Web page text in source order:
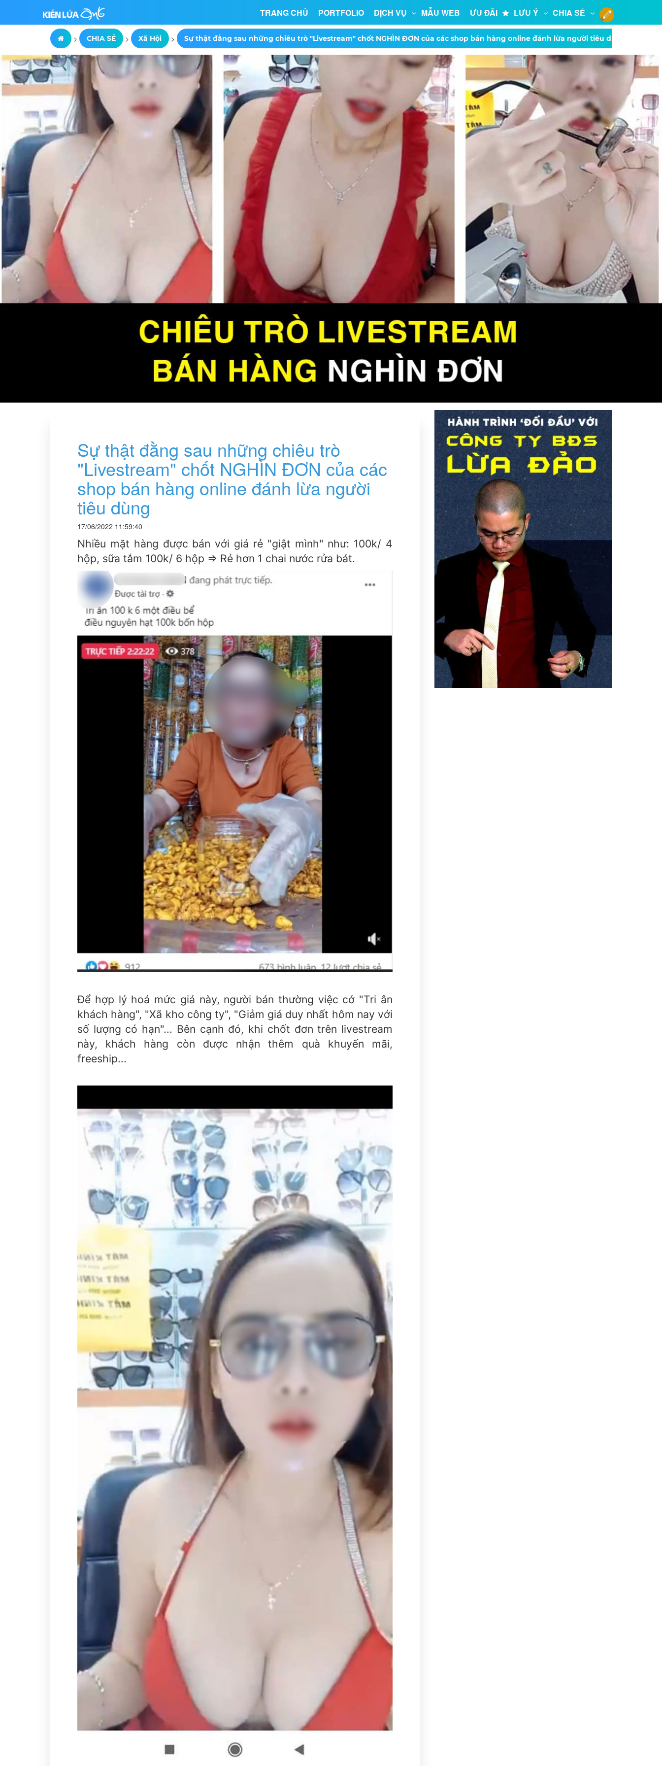
TRANG CHỦ PORTFOLIO DỊCH VỤ MẪU WEB ƯU ĐÃI LƯU Ý CHIA SẺ
> CHIA SẺ > Xã Hội > Sự thật đằng sau những chiêu trò "Livestream" chốt NGHÌN ĐƠN của các shop bán hàng online đánh lừa người tiêu dùng
Sự thật đằng sau những chiêu trò
"Livestream" chốt NGHÌN ĐƠN của các
shop bán hàng online đánh lừa người
tiêu dùng
17/06/2022 11:59:40
Nhiều mặt hàng được bán với giá rẻ "giật mình" như: 100k/ 4
hộp, sữa tắm 100k/ 6 hộp => Rẻ hơn 1 chai nước rửa bát.
Để hợp lý hoá mức giá này, người bán thường việc cớ "Tri ân
khách hàng", "Xã kho công ty", "Giảm giá duy nhất hôm nay với
số lượng có hạn"... Bên cạnh đó, khi chốt đơn trên livestream
này, khách hàng còn được nhận thêm quà khuyến mãi,
freeship...